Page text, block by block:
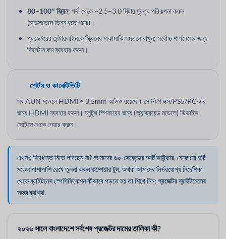
80–100″ স্ক্রিন: পর্দা থেকে ~2.5–3.0 মিটার দূরত্ব পরিকল্পনা করুন
(মডেলভেদে ভিন্ন হতে পারে)।
প্রজেক্টরের সেন্টারলাইনকে স্ক্রিনের মাঝামাঝি সমতলে রাখুন; সর্বোচ্চ শার্পনেসের জন্য
কিস্টোন কম ব্যবহার করুন।
পোর্টস ও কানেক্টিভিটি
সব AUN মডেলে HDMI ও 3.5mm অডিও রয়েছে। সেট-টপ বক্স/PS5/PC-এর
জন্য HDMI ব্যবহার করুন। ব্লুটুথ স্পিকারের জন্য (অ্যান্ড্রয়েড মডেলে) ডিভাইস
সেটিংস থেকে পেয়ার করুন।
এখনও সিদ্ধান্ত নিতে পারছেন না? আমাদের৬০-সেকেন্ডের স্মার্ট ফাইন্ডার, যেকোনো দুটি
মডেল পাশাপাশি রেখে তুলনা করুনকম্পেয়ার টুল, অথবা আমাদের নির্ভরযোগ্য নির্দেশিকা
থেকে ব্রাইটনেস স্পেসিফিকেশন কীভাবে পড়তে হয় তা শিখে নিন: প্রজেক্টর ব্রাইটনেসের
সহজ ব্যাখ্যা.
২০২৬ সালে বাংলাদেশে সর্বশেষ প্রজেক্টর দামের তালিকা কী?